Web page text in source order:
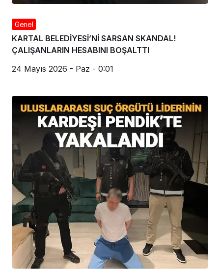
Genel
KARTAL BELEDİYESİ’Nİ SARSAN SKANDAL!
ÇALIŞANLARIN HESABINI BOŞALTTI
24 Mayıs 2026 - Paz - 0:01